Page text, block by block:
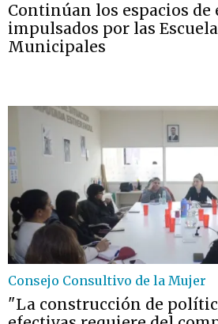
Continúan los espacios de
impulsados por las
Municipales
Consejo Consultivo de la Mujer
"La construcción de